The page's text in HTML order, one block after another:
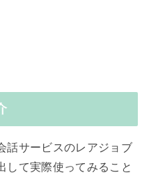
話サービスのレアジョブ
して実際使ってみること